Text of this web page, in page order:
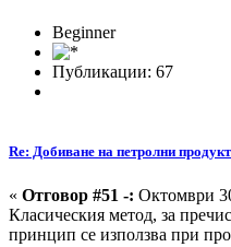
Beginner
Публикации: 67
Re: Добиване на петролни
« Отговор #51 -: Октомври
Класическия метод, за
принцип се използва при